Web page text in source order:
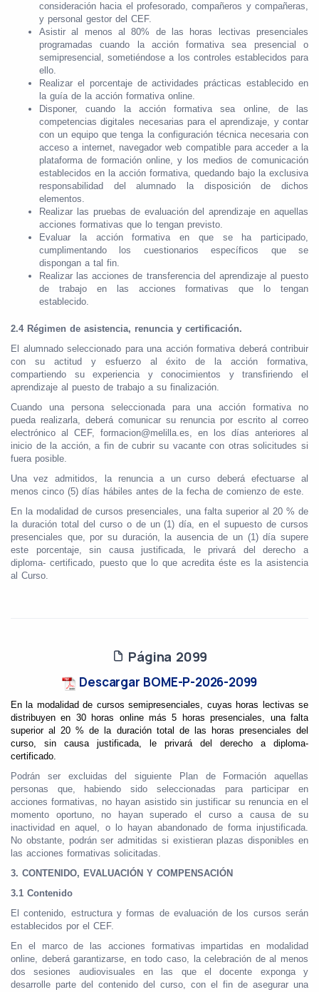
consideración hacia el profesorado, compañeros y compañeras,
y personal gestor del CEF.
Asistir al menos al 80% de las horas lectivas presenciales
programadas cuando la acción formativa sea presencial o
semipresencial, sometiéndose a los controles establecidos para
ello.
Realizar el porcentaje de actividades prácticas establecido en
la guía de la acción formativa online.
Disponer, cuando la acción formativa sea online, de las
competencias digitales necesarias para el aprendizaje, y contar
con un equipo que tenga la configuración técnica necesaria con
acceso a internet, navegador web compatible para acceder a la
plataforma de formación online, y los medios de comunicación
establecidos en la acción formativa, quedando bajo la exclusiva
responsabilidad del alumnado la disposición de dichos
elementos.
Realizar las pruebas de evaluación del aprendizaje en aquellas
acciones formativas que lo tengan previsto.
Evaluar la acción formativa en que se ha participado,
cumplimentando los cuestionarios específicos que se
dispongan a tal fin.
Realizar las acciones de transferencia del aprendizaje al puesto
de trabajo en las acciones formativas que lo tengan
establecido.
2.4 Régimen de asistencia, renuncia y certificación.
El alumnado seleccionado para una acción formativa deberá contribuir
con su actitud y esfuerzo al éxito de la acción formativa,
compartiendo su experiencia y conocimientos y transfiriendo el
aprendizaje al puesto de trabajo a su finalización.
Cuando una persona seleccionada para una acción formativa no
pueda realizarla, deberá comunicar su renuncia por escrito al correo
electrónico al CEF, formacion@melilla.es, en los días anteriores al
inicio de la acción, a fin de cubrir su vacante con otras solicitudes si
fuera posible.
Una vez admitidos, la renuncia a un curso deberá efectuarse al
menos cinco (5) días hábiles antes de la fecha de comienzo de este.
En la modalidad de cursos presenciales, una falta superior al 20 % de
la duración total del curso o de un (1) día, en el supuesto de cursos
presenciales que, por su duración, la ausencia de un (1) día supere
este porcentaje, sin causa justificada, le privará del derecho a
diploma- certificado, puesto que lo que acredita éste es la asistencia
al Curso.
Página 2099
Descargar BOME-P-2026-2099
En la modalidad de cursos semipresenciales, cuyas horas lectivas se
distribuyen en 30 horas online más 5 horas presenciales, una falta
superior al 20 % de la duración total de las horas presenciales del
curso, sin causa justificada, le privará del derecho a diploma-
certificado.
Podrán ser excluidas del siguiente Plan de Formación aquellas
personas que, habiendo sido seleccionadas para participar en
acciones formativas, no hayan asistido sin justificar su renuncia en el
momento oportuno, no hayan superado el curso a causa de su
inactividad en aquel, o lo hayan abandonado de forma injustificada.
No obstante, podrán ser admitidas si existieran plazas disponibles en
las acciones formativas solicitadas.
3. CONTENIDO, EVALUACIÓN Y COMPENSACIÓN
3.1 Contenido
El contenido, estructura y formas de evaluación de los cursos serán
establecidos por el CEF.
En el marco de las acciones formativas impartidas en modalidad
online, deberá garantizarse, en todo caso, la celebración de al menos
dos sesiones audiovisuales en las que el docente exponga y
desarrolle parte del contenido del curso, con el fin de asegurar una